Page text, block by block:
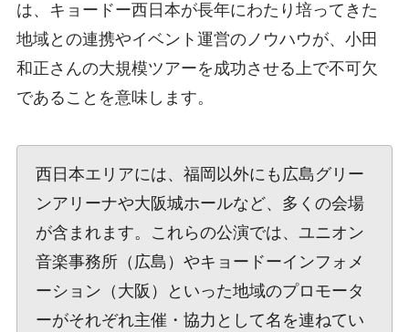
は、キョードー西日本が長年にわたり培ってきた
地域との連携やイベント運営のノウハウが、小田
和正さんの大規模ツアーを成功させる上で不可欠
であることを意味します。
西日本エリアには、福岡以外にも広島グリー
ンアリーナや大阪城ホールなど、多くの会場
が含まれます。これらの公演では、ユニオン
音楽事務所（広島）やキョードーインフォメ
ーション（大阪）といった地域のプロモータ
ーがそれぞれ主催・協力として名を連ねてい